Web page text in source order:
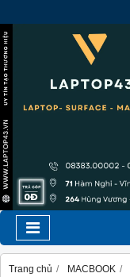
Trang chủ MACBOOK